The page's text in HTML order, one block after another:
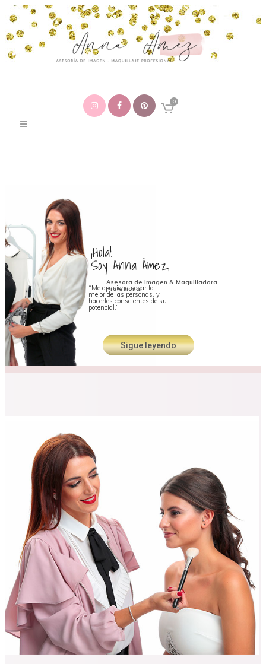
0
¡Hola!
Soy Anna Ámez,
“Me apasiona sacar lo
mejor de las personas, y
hacerles conscientes de su
potencial.”
Sigue leyendo
Asesora de Imagen & Maquilladora
Profesional